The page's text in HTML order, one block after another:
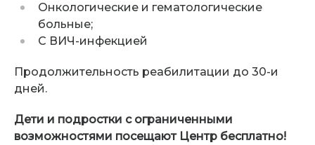
Онкологические и гематологические
больные;
С ВИЧ-инфекцией
Продолжительность реабилитации до 30-и
дней.
Дети и подростки с ограниченными
возможностями посещают Центр бесплатно!